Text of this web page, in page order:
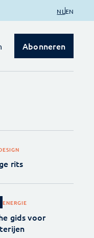
NL EN
Abonneren
rits
ENERGIE
gids voor